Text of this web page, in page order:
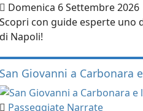
Domenica 6 Settembre 2026
Scopri con guide esperte uno
di Napoli!
San Giovanni a Carbonara
Passeggiate Narrate